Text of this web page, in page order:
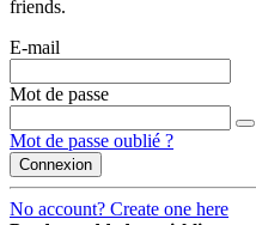
friends.
E-mail
Mot de passe
Mot de passe oublié ?
Connexion
No account? Create one here